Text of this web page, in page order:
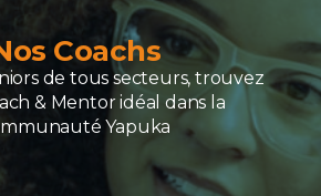
Coachs
de tous secteurs, trouvez
& Mentor idéal dans la
Yapuka